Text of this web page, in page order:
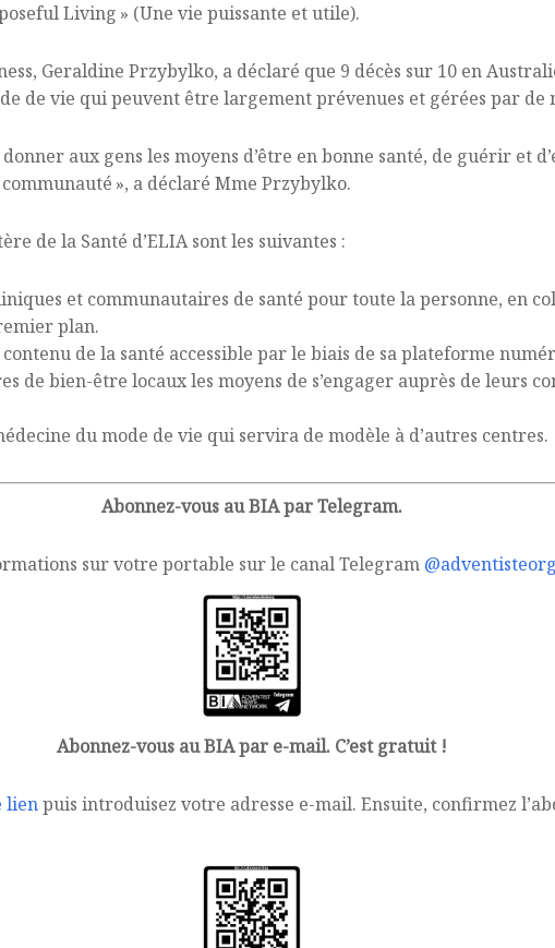
Living » (Une vie puissante et utile).
Geraldine Przybylko, a déclaré que 9 décès sur 10 en
de vie qui peuvent être largement prévenues et gérées par
aux gens les moyens d’être en bonne santé, de guérir et
», a déclaré Mme Przybylko.
de la Santé d’ELIA sont les suivantes :
et communautaires de santé pour toute la personne, en
plan.
de la santé accessible par le biais de sa plateforme
de bien-être locaux les moyens de s’engager auprès de leurs
du mode de vie qui servira de modèle à d’autres centres.
Abonnez-vous au BIA par Telegram.
sur votre portable sur le canal Telegram @adventisteorg
Abonnez-vous au BIA par e-mail. C’est gratuit !
lienpuis introduisez votre adresse e-mail. Ensuite, confirmez